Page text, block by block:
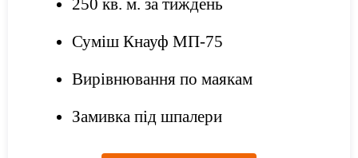
250 кв. м. за тиждень
Суміш Кнауф МП-75
Вирівнювання по маякам
Замивка під шпалери